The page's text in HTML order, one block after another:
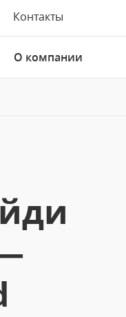
Контакты
О компании